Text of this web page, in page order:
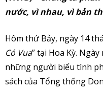
nước, vì nhau, vì bản
Hôm thứ Bảy, ngày 14
Có Vua” tại Hoa Kỳ.
những người biểu tình
sách của Tổng thống